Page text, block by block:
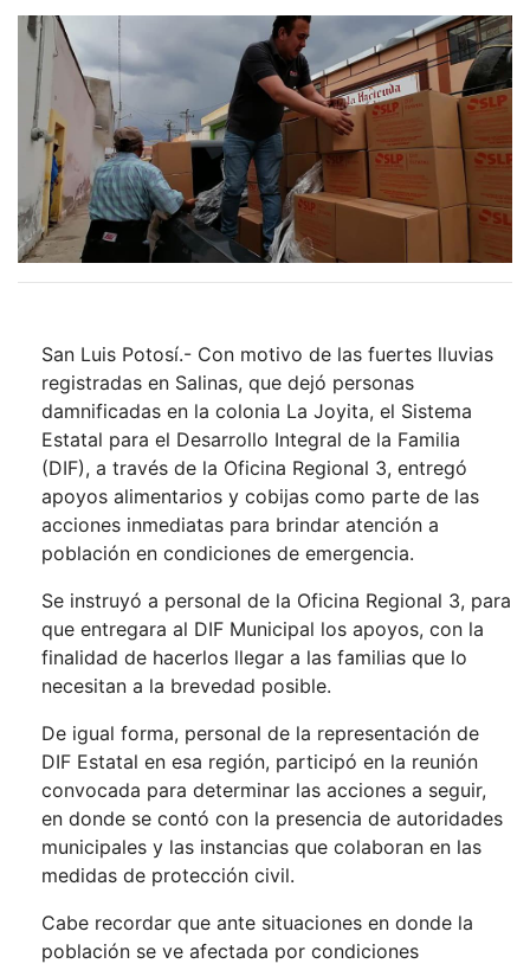
San Luis Potosí.- Con motivo de las fuertes lluvias
registradas en Salinas, que dejó personas
damnificadas en la colonia La Joyita, el Sistema
Estatal para el Desarrollo Integral de la Familia
(DIF), a través de la Oficina Regional 3, entregó
apoyos alimentarios y cobijas como parte de las
acciones inmediatas para brindar atención a
población en condiciones de emergencia.
Se instruyó a personal de la Oficina Regional 3, para
que entregara al DIF Municipal los apoyos, con la
finalidad de hacerlos llegar a las familias que lo
necesitan a la brevedad posible.
De igual forma, personal de la representación de
DIF Estatal en esa región, participó en la reunión
convocada para determinar las acciones a seguir,
en donde se contó con la presencia de autoridades
municipales y las instancias que colaboran en las
medidas de protección civil.
Cabe recordar que ante situaciones en donde la
población se ve afectada por condiciones